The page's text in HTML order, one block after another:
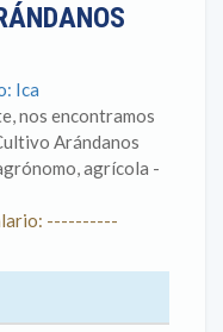
Ica
nos encontramos
Arándanos
agrícola -
----------